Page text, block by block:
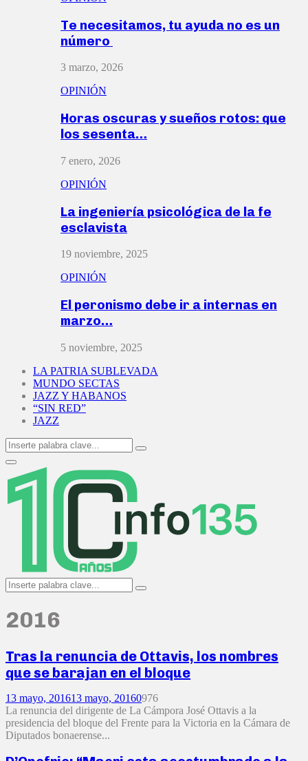
Te necesitamos, tu ayuda no es un
número
3 marzo, 2026
OPINIÓN
Horas oscuras y sueños rotos: que
los sesenta…
7 enero, 2026
OPINIÓN
La ingeniería psicológica de la fe
esclavista
19 noviembre, 2025
OPINIÓN
El peronismo debe ir a internas en
marzo…
5 noviembre, 2025
LA PATRIA SUBLEVADA
MUNDO SECTAS
JAZZ Y HABANOS
“SIN RED”
JAZZ
Search
for:
Search
Primary
Menu
Search
for:
Search
2016
Tras la renuncia de Ottavis, los nombres
que se barajan en el bloque
13 mayo, 201613 mayo, 20160976
La renuncia del dirigente de La Cámpora José Ottavis a la
presidencia del bloque del Frente para la Victoria en la Cámara de
Diputados bonaerense...